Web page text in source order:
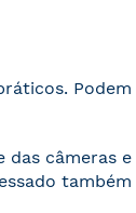
câmeras